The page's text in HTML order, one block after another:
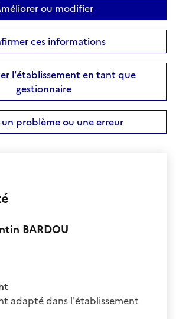
ou modifier
ces informations
l'établissement en tant que
gestionnaire
un problème ou une erreur
BARDOU
adapté dans l'établissement